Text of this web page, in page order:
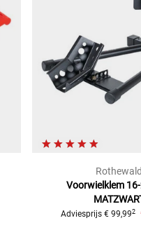
Rothewald
Voorwielklem
Adviesprijs € 99,992